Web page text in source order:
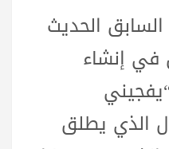
الحديث
في إنشاء
الذي يطلق